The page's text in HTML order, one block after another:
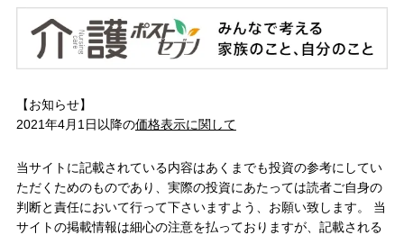
【お知らせ】
2021年4月1日以降の価格表示に関して
当サイトに記載されている内容はあくまでも投資の参考にしてい
ただくためのものであり、実際の投資にあたっては読者ご自身の
判断と責任において行って下さいますよう、お願い致します。 当
サイトの掲載情報は細心の注意を払っておりますが、記載される